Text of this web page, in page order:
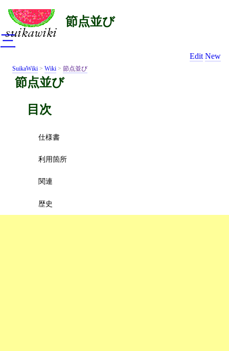
節点並び
Edit New
SuikaWiki > Wiki > 節点並び
節点並び
目次
仕様書
利用箇所
関連
歴史
三